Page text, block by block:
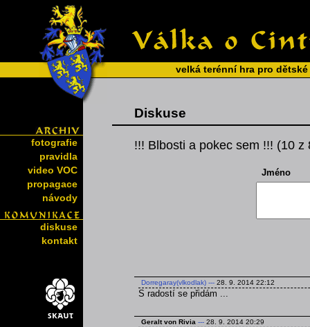
velká terénní hra pro
fotografie
pravidla
video VOC
propagace
návody
diskuse
kontakt
Diskuse
!!! Blbosti a pokec sem !!! (10 z
Jméno
Dorregaray(vlkodlak) --- 28. 9. 2014 22:12
S radostí se přidám ...
Geralt von Rivia --- 28. 9. 2014 20:29